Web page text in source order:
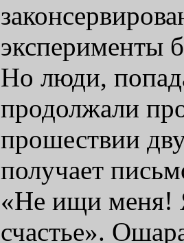
эксперименты
Но люди,
продолжали
прошествии
получает
«Не ищи меня!
счастье».